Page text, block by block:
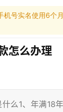
机号实名使用6个
怎么办理
么1、年满18